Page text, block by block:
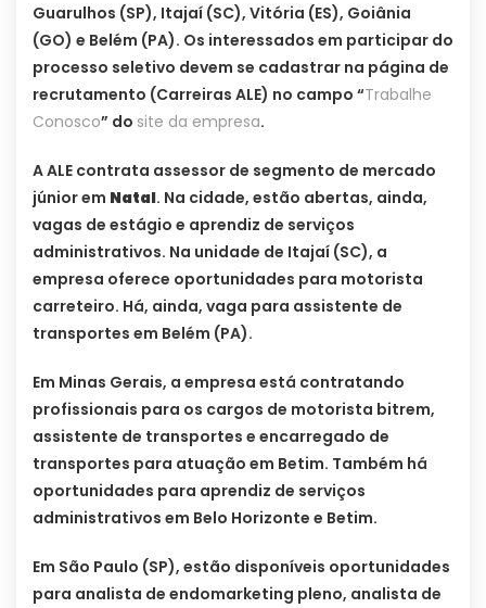
Guarulhos (SP), Itajaí (SC), Vitória (ES), Goiânia
(GO) e Belém (PA). Os interessados em participar do
processo seletivo devem se cadastrar na página de
recrutamento (Carreiras ALE) no campo “Trabalhe
Conosco” do site da empresa.
A ALE contrata assessor de segmento de mercado
júnior em Natal. Na cidade, estão abertas, ainda,
vagas de estágio e aprendiz de serviços
administrativos. Na unidade de Itajaí (SC), a
empresa oferece oportunidades para motorista
carreteiro. Há, ainda, vaga para assistente de
transportes em Belém (PA).
Em Minas Gerais, a empresa está contratando
profissionais para os cargos de motorista bitrem,
assistente de transportes e encarregado de
transportes para atuação em Betim. Também há
oportunidades para aprendiz de serviços
administrativos em Belo Horizonte e Betim.
Em São Paulo (SP), estão disponíveis oportunidades
para analista de endomarketing pleno, analista de